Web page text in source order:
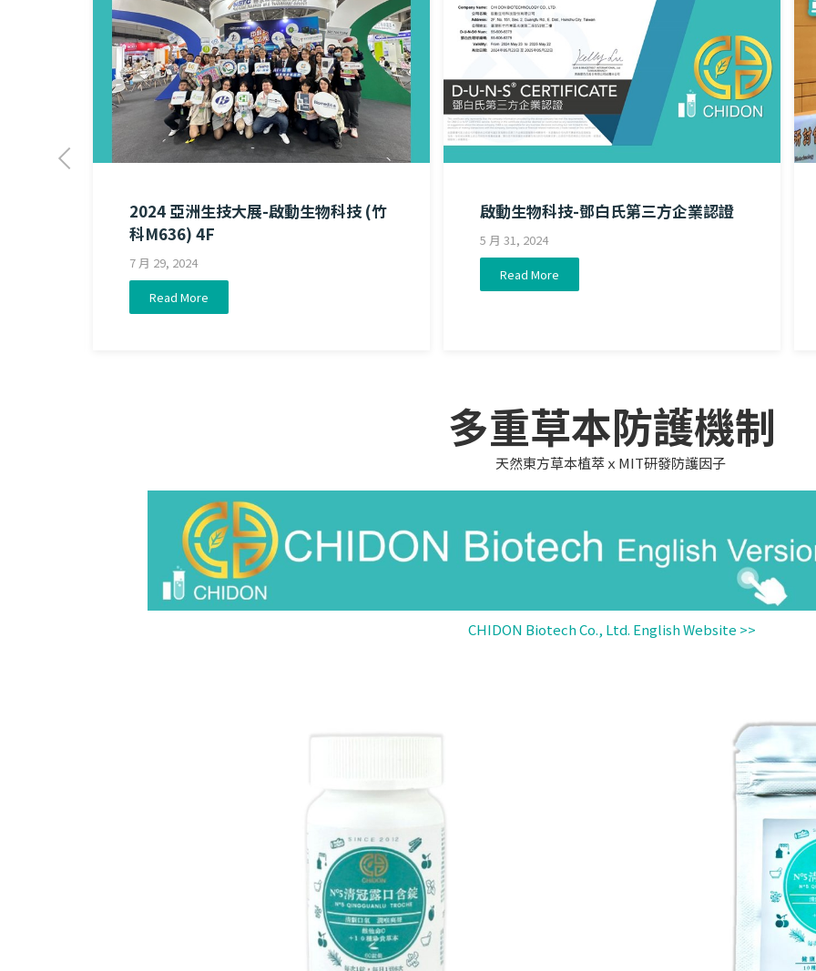
2024 亞洲生技大展-啟動生物科技 (竹
科M636) 4F
7 月 29, 2024
Read More
啟動生物科技-鄧白氏第三方企業認證
5 月 31, 2024
Read More
多重草本防護機制
天然東方草本植萃ｘMIT研發防護因子
CHIDON Biotech Co., Ltd. English Website >>